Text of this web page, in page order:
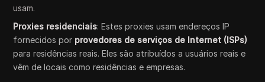
usam.
Proxies residenciais: Estes proxies usam endereços IP
fornecidos por provedores de serviços de Internet (ISPs)
para residências reais. Eles são atribuídos a usuários reais e
vêm de locais como residências e empresas.